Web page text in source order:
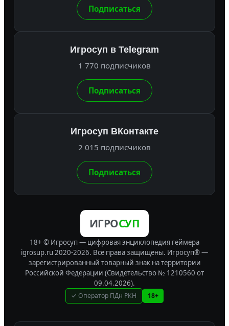
Подписаться
Игросуп в Telegram
1 770 подписчиков
Подписаться
Игросуп ВКонтакте
2 015 подписчиков
Подписаться
ИГРОСУП
18+ © Игросуп — цифровая энциклопедия геймера
igrosup.ru 2020-2026. Все права защищены. Игросуп® —
зарегистрированный товарный знак на территории
Российской Федерации (Свидетельство № 1210560 от
09.04.2026).
✓ Оператор ПДн РКН 18+